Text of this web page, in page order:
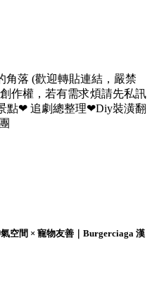
角落 (歡迎轉貼連結，嚴禁
作權，若有需求煩請先私訊
點❤ 追劇總整理❤Diy裝潢翻
空間 × 寵物友善｜Burgerciaga 漢